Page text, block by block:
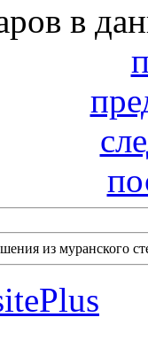
в
из муранского